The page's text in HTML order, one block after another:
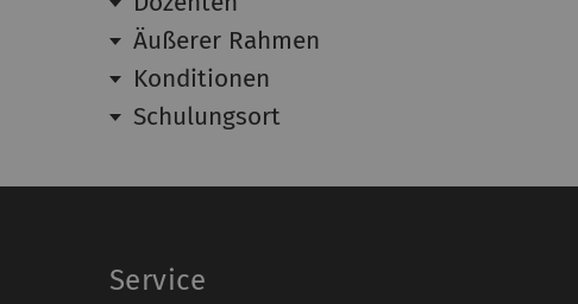
Äußerer Rahmen
Konditionen
Schulungsort
Service